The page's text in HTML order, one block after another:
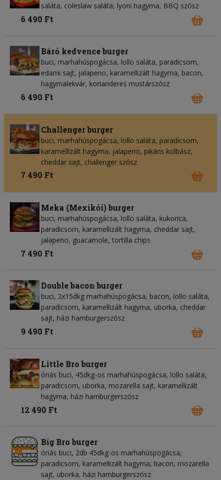
saláta, coleslaw saláta, lyoni hagyma, BBQ szósz
6 490 Ft
Báró kedvence burger
buci, marhahúspogácsa, lollo saláta, paradicsom,
edami sajt, jalapeno, karamellizált hagyma, bacon,
hagymalekvár, korianderes mustárszósz
6 490 Ft
Challenger burger
buci, marhahúspogácsa, lollo saláta, paradicsom,
karamellizált hagyma, jalapeno, pikáns kolbász,
cheddar sajt, challenger szósz
7 490 Ft
Meka (Mexikói) burger
buci, marhahúspogácsa, lollo saláta, kukorica,
paradicsom, karamellizált hagyma, cheddar sajt,
jalapeno, guacamole, tortilla chips
7 490 Ft
Double bacon burger
buci, 2x15dkg marhahúspogácsa, bacon, lollo saláta,
paradicsom, karamellizált hagyma, uborka, cheddar
sajt, házi hamburgerszósz
9 490 Ft
Little Bro burger
óriás buci, 45dkg-os marhahúspogácsa, lollo saláta,
paradicsom, uborka, mozarella sajt, karamellizált
hagyma, házi hamburgerszósz
12 490 Ft
Big Bro burger
óriás buci, 2db 45dkg-os marhahúspogácsa,
paradicsom, karamellizált hagyma, bacon, mozarella
sajt, uborka, házi hamburgerszósz